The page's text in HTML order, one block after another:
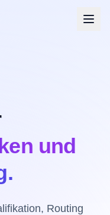
und
Routing